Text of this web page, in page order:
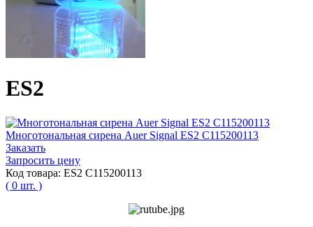
ES2
Многотональная сирена Auer Signal ES2 C115200113
Заказать
Запросить цену
Код товара: ES2 C115200113
( 0 шт. )